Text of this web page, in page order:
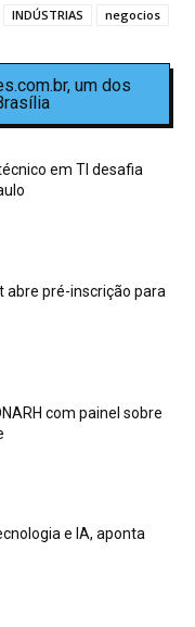
INDÚSTRIAS
negocios
um dos
em TI desafia
abre pré-inscrição para
com painel sobre
e IA, aponta